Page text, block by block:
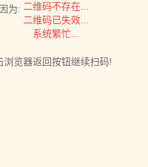
为: 二维码不存在...
二维码已失效...
系统繁忙...
浏览器返回按钮继续扫码!